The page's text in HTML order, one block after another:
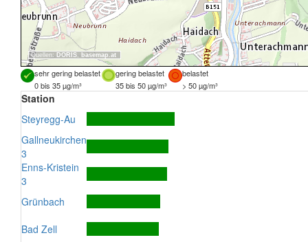
Quellen: DORIS, basemap.at
sehr gering belastet gering belastet
belastet
0 bis 35 µg/m³
35 bis 50 µg/m³ > 50 µg/m³
Station
Steyregg-Au
Gallneukirchen
3
Enns-Kristein
3
Grünbach
Bad Zell